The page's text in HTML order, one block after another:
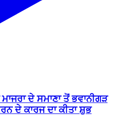
ਦੇ ਸਮਾਣਾ ਤੋਂ ਭਵਾਨੀਗੜ
ਦੇ ਕਾਰਜ ਦਾ ਕੀਤਾ ਸ਼ੁਭ